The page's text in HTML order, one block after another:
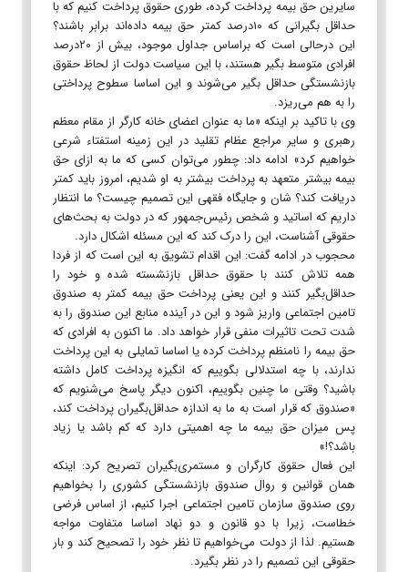
سایرین حق بیمه پرداخت کرده، طوری حقوق پرداخت کنیم که با
حداقل بگیرانی که ۱۰درصد کمتر حق بیمه داده‌اند برابر باشند؟
این درحالی است که براساس جداول موجود، بیش از ۲۰درصد
افرادی متوسط بگیر هستند، با این سیاست دولت از لحاظ حقوق
بازنشستگی حداقل بگیر می‌شوند و این اساسا سطوح پرداختی
را به هم می‌ریزد.
وی با تاکید بر اینکه «ما به عنوان اعضای خانه کارگر از مقام معظم
رهبری و سایر مراجع عظام تقلید در این زمینه استفتاء شرعی
خواهیم کرد» ادامه داد: چطور می‌توان کسی که ما به ازای حق
بیمه بیشتر متعهد به پرداخت بیشتر به او شدیم، امروز باید کمتر
دریافت کند؟ شان و جایگاه فقهی این تصمیم چیست؟ ما انتظار
داریم که اساتید و شخص رئیس‌جمهور که در دولت به بحث‌های
حقوقی آشناست، این را درک کند که این مسئله اشکال دارد.
محجوب در ادامه گفت: این اقدام تشویق به این است که از فردا
همه تلاش کنند با حقوق حداقل بازنشسته شده و خود را
حداقل‌بگیر کنند و این یعنی پرداخت حق بیمه کمتر به صندوق
تامین اجتماعی واریز شود و این در آینده منابع این صندوق را به
شدت تحت تاثیرات منفی قرار خواهد داد. ما اکنون به افرادی که
حق بیمه را نامنظم پرداخت کرده یا اساسا تمایلی به این پرداخت
ندارند، با چه استدلالی بگوییم که انگیزه پرداخت کامل داشته
باشید؟ وقتی ما چنین بگوییم، اکنون دیگر پاسخ می‌شنویم که
«صندوق که قرار است به ما به اندازه حداقل‌بگیران پرداخت کند،
پس میزان حق بیمه ما چه اهمیتی دارد که کم باشد یا زیاد
باشد؟!»
این فعال حقوق کارگران و مستمری‌بگیران تصریح کرد: اینکه
همان قوانین و روال صندوق بازنشستگی کشوری را بخواهیم
روی صندوق سازمان تامین اجتماعی اجرا کنیم، از اساس فرضی
خطاست، زیرا با دو قانون و دو نهاد اساسا متفاوت مواجه
هستیم. لذا از دولت می‌خواهیم تا نظر خود را تصحیح کند و بار
حقوقی این تصمیم را در نظر بگیرد.